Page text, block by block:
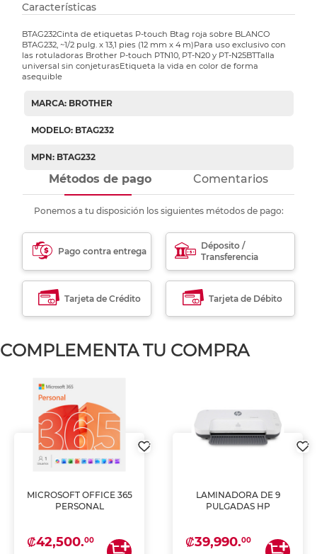
Características
BTAG232Cinta de etiquetas P-touch Btag roja sobre BLANCO
BTAG232, ~1/2 pulg. x 13,1 pies (12 mm x 4 m)Para uso exclusivo con
las rotuladoras Brother P-touch PTN10, PT-N20 y PT-N25BTTalla
universal sin conjeturasEtiqueta la vida en color de forma
asequible
MARCA: BROTHER
MODELO: BTAG232
MPN: BTAG232
Métodos de pago Comentarios
Ponemos a tu disposición los siguientes métodos de pago:
Pago contra entrega
Déposito /
Transferencia
Tarjeta de Crédito Tarjeta de Débito
COMPLEMENTA TU COMPRA
MICROSOFT OFFICE 365
PERSONAL
₡42,500.00
LAMINADORA DE 9
PULGADAS HP
₡39,990.00